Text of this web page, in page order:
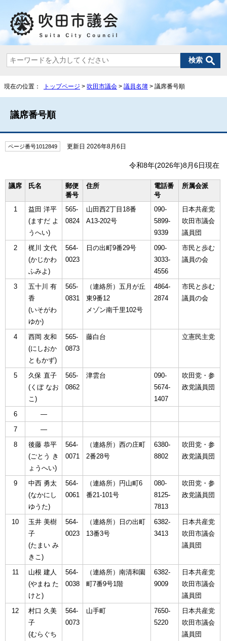
現在の位置： トップページ > 吹田市議会 > 議員名簿 > 議席番号順
議席番号順
ページ番号1012849 更新日 2026年8月6日
令和8年(2026年)8月6日現在
議席 氏名
郵便
番号
住所
電話番
号
所属会派
1
益田 洋平
(ますだ よ
うへい)
565-
0824
山田西2丁目18番
A13-202号
090-
5899-
9339
日本共産党
吹田市議会
議員団
2
梶川 文代
(かじかわ
ふみよ)
564-
0023
日の出町9番29号
090-
3033-
4556
市民と歩む
議員の会
3
五十川 有
香
(いそがわ
ゆか)
565-
0831
（連絡所）五月が丘
東9番12
メゾン南千里102号
4864-
2874
市民と歩む
議員の会
4
西岡 友和
(にしおか
ともかず)
565-
0873
藤白台 立憲民主党
5
久保 直子
(くぼ なお
こ)
565-
0862
津雲台
090-
5674-
1407
吹田党・参
政党議員団
6
―
7
―
8
後藤 恭平
(ごとう き
ょうへい)
564-
0071
（連絡所）西の庄町
2番28号
6380-
8802
吹田党・参
政党議員団
9
中西 勇太
(なかにし
ゆうた)
564-
0061
（連絡所）円山町6
番21-101号
080-
8125-
7813
吹田党・参
政党議員団
10
玉井 美樹
子
(たまい み
きこ)
564-
0023
（連絡所）日の出町
13番3号
6382-
3413
日本共産党
吹田市議会
議員団
11
山根 建人
(やまね た
けと)
564-
0038
（連絡所）南清和園
町7番9号1階
6382-
9009
日本共産党
吹田市議会
議員団
12
村口 久美
子
(むらぐち
564-
0073
山手町
7650-
5220
日本共産党
吹田市議会
議員団